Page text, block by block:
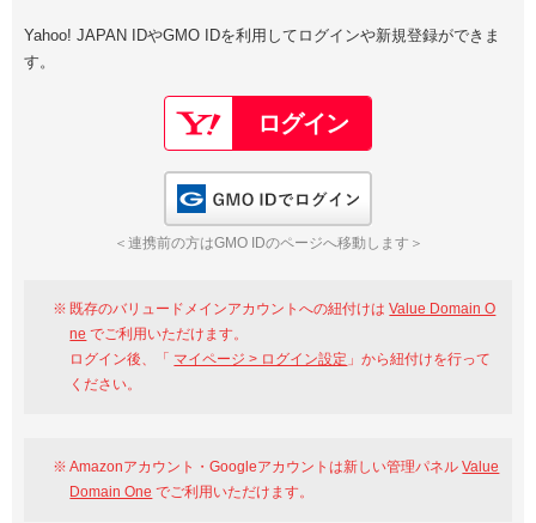
Google
GMO ID Amazon
※AmazonはValue Domain Oneのログイン画面へ遷移します
Value Domain Oneアカウント作成
以下でも登録可能
Google Yahoo!
GMO ID
Yahoo! JAPAN IDやGMO IDを利用してログインや新規登録ができま
す。
＜連携前の方はGMO IDのページへ移動します＞
既存のバリュードメインアカウントへの紐付けはValue Domain O
ne でご利用いただけます。
ログイン後、「 マイページ > ログイン設定 」から紐付けを行って
ください。
Amazonアカウント・Googleアカウントは新しい管理パネルValue
Domain One でご利用いただけます。